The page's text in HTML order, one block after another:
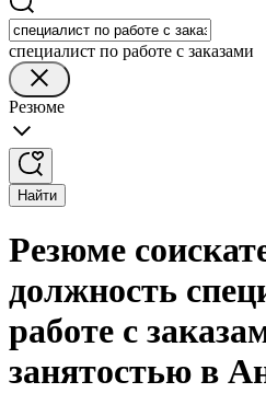
специалист по работе с заказами
Резюме
Найти
Резюме
должность
работе с
занятостью в